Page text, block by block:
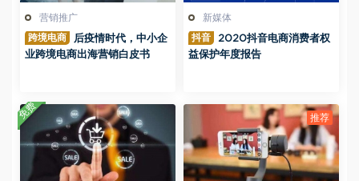
营销推广
跨境电商
后疫情时代，中小企
业跨境电商出海营销白皮书
新媒体
抖音
2020抖音电商消费者权
益保护年度报告
免费